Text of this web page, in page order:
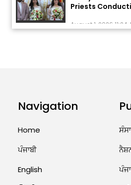
7 Killed, 18
August 2, 2026 10:05
India Wins 8
Navigation
Home
ਪੰਜਾਬੀ
English